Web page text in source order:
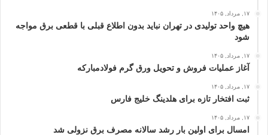
۱۷, مرداد, ۱۴۰۵
هیچ واحد تولیدی در تهران نباید بدون اطلاع قبلی با قطعی برق مواجه
شود
۱۷, مرداد, ۱۴۰۵
آغاز عملیات فروش و تحویل ورق گرم فولادمبارکه
۱۷, مرداد, ۱۴۰۵
ثبت افتخار تازه برای هلدینگ خلیج‌ فارس
۱۷, مرداد, ۱۴۰۵
امسال برای اولین بار رشد سالانه مصرف برق نزولی شد